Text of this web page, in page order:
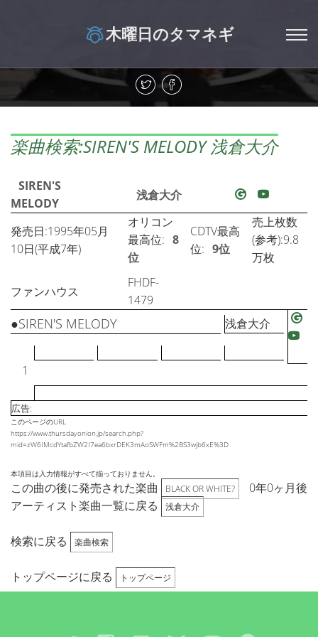
木曜日のタマネギ
楽曲検索:SIREN'S MELODY 浅倉大介
SIREN'S
MELODY
浅倉大介
発売日:1995年05月
10日(平成7年)
オリコン
最高位: 8
位
CDTV最高
位: 9位
売上枚数
(参考):9.8
万枚
ファンハウス
FHDF-
1479
1
●SIREN'S MELODY 浅倉大介
広告:
このページのURL
https://www.thursdayonion.jp/search.php?
mid=zW6IMcdYtafbZW2I7ea6bxrDEK3mAoSWFm%2BS3wjb6xE%3D
本項目は入力情報がすべて揃っておりません。
この曲の後に発売された楽曲 BLACK OR WHITE?
0年0ヶ月後
アーティスト楽曲一覧に戻る
浅倉大介
検索に戻る 楽曲検索
トップページに戻る トップページ